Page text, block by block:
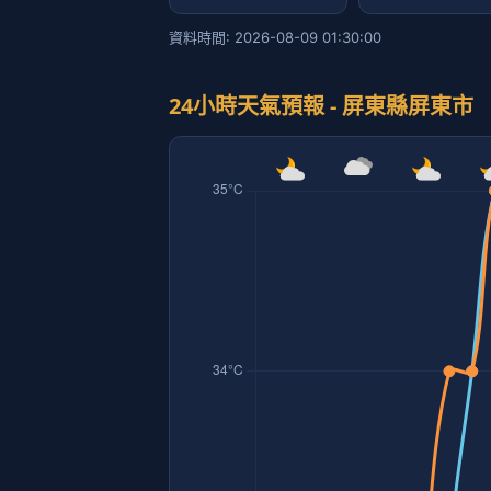
資料時間: 2026-08-09 01:30:00
24小時天氣預報 - 屏東縣屏東市